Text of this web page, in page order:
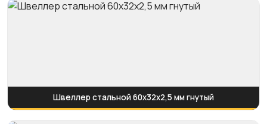
Швеллер стальной 60x32x2,5 мм гнутый